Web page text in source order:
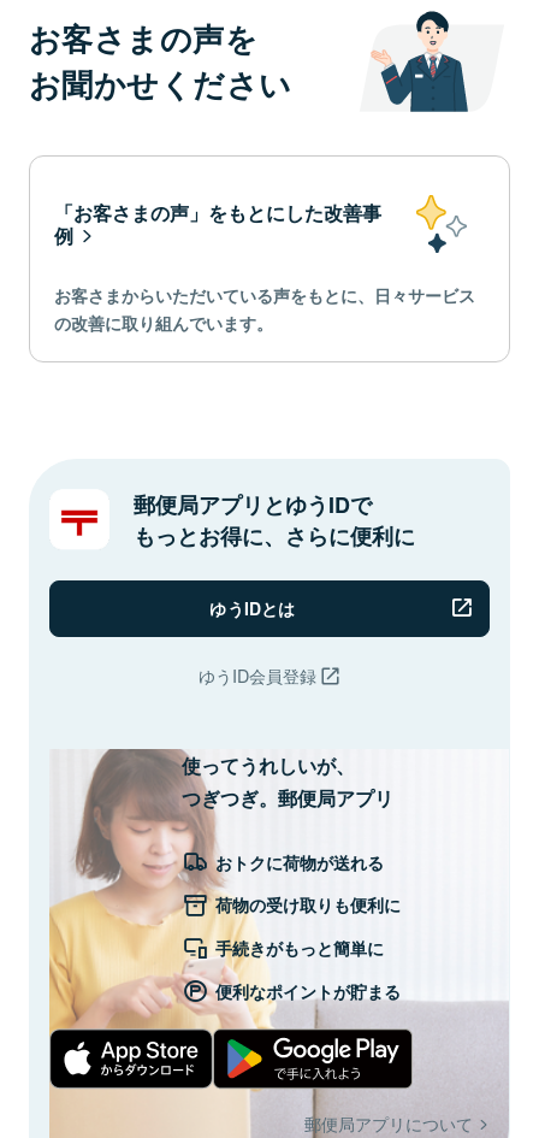
お客さまの声を
お聞かせください
「お客さまの声」をもとにした改善事
例
お客さまからいただいている声をもとに、日々サービス
の改善に取り組んでいます。
郵便局アプリとゆうIDで
もっとお得に、さらに便利に
ゆうIDとは
ゆうID会員登録
使ってうれしいが、
つぎつぎ。郵便局アプリ
おトクに荷物が送れる
荷物の受け取りも便利に
手続きがもっと簡単に
便利なポイントが貯まる
郵便局アプリについて